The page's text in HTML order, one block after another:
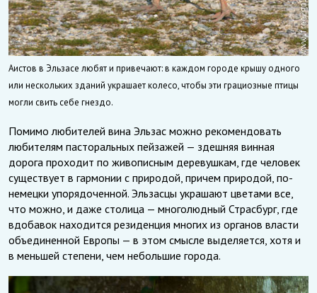
Аистов в Эльзасе любят и привечают: в каждом городе крышу одного
или нескольких зданий украшает колесо, чтобы эти грациозные птицы
могли свить себе гнездо.
Помимо любителей вина Эльзас можно рекомендовать
любителям пасторальных пейзажей — здешняя винная
дорога проходит по живописным деревушкам, где человек
существует в гармонии с природой, причем природой, по-
немецки упорядоченной. Эльзасцы украшают цветами все,
что можно, и даже столица — многолюдный Страсбург, где
вдобавок находится резиденция многих из органов власти
объединенной Европы — в этом смысле выделяется, хотя и
в меньшей степени, чем небольшие города.